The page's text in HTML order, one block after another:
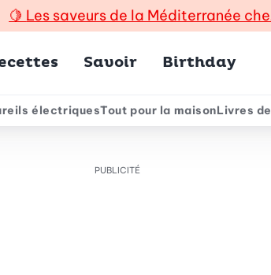
🍋 Les saveurs de la Méditerranée
Savoir Birthday
électriquesTout pour la maisonLivres
PUBLICITÉ